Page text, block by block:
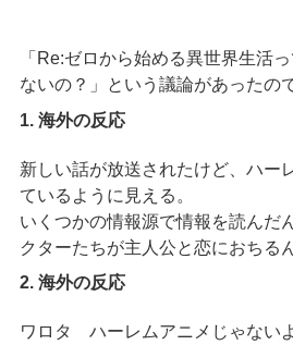
「Re:ゼロから始める異世界生活
ないの？」という議論があったの
1. 海外の反応
新しい話が放送されたけど、ハー
ているように見える。
いくつかの情報源で情報を読んだ
クターたちが主人公と恋におちる
2. 海外の反応
ワロタ ハーレムアニメじゃないよ